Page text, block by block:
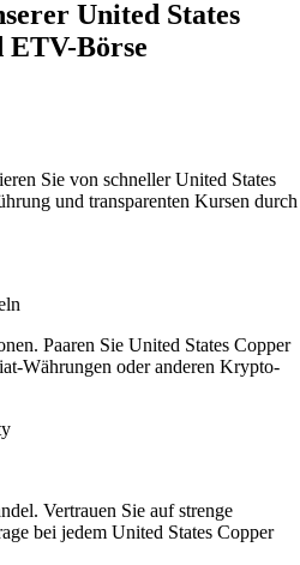
United States
ETV-Börse
Sie von schneller United States
und transparenten Kursen durch
Paaren Sie United States Copper
Währungen oder anderen Krypto-
Vertrauen Sie auf strenge
bei jedem United States Copper